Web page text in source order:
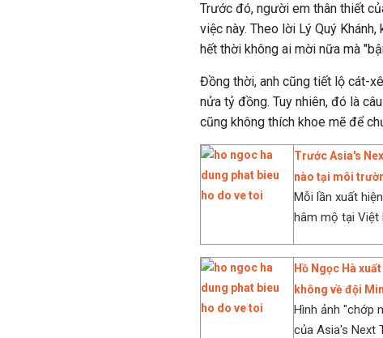
Trước đó, người em thân thiết
việc này. Theo lời Lý Quý
hết thời không ai mời nữa mà
Đồng thời, anh cũng tiết lộ cát-
nửa tỷ đồng. Tuy nhiên, đó là
cũng không thích khoe mẽ để
Trước Asia's
nào tại môi
Mỗi lần xuất
hâm mộ tại Việt
Hồ Ngọc Hà
không về đội
Hình ảnh "chớp
của Asia's Next